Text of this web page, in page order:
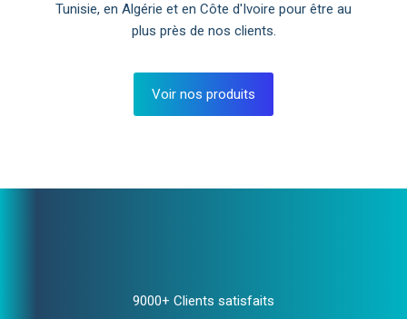
Tunisie, en Algérie et en Côte d'Ivoire pour être au
plus près de nos clients.
Voir nos produits
9000+ Clients satisfaits